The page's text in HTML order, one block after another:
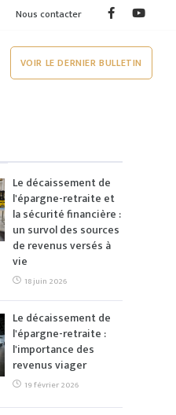
Nous contacter
VOIR LE DERNIER BULLETIN
Le décaissement de
l'épargne-retraite et
la sécurité financière :
un survol des sources
de revenus versés à
vie
18 juin 2026
Le décaissement de
l'épargne-retraite :
l'importance des
revenus viager
19 février 2026